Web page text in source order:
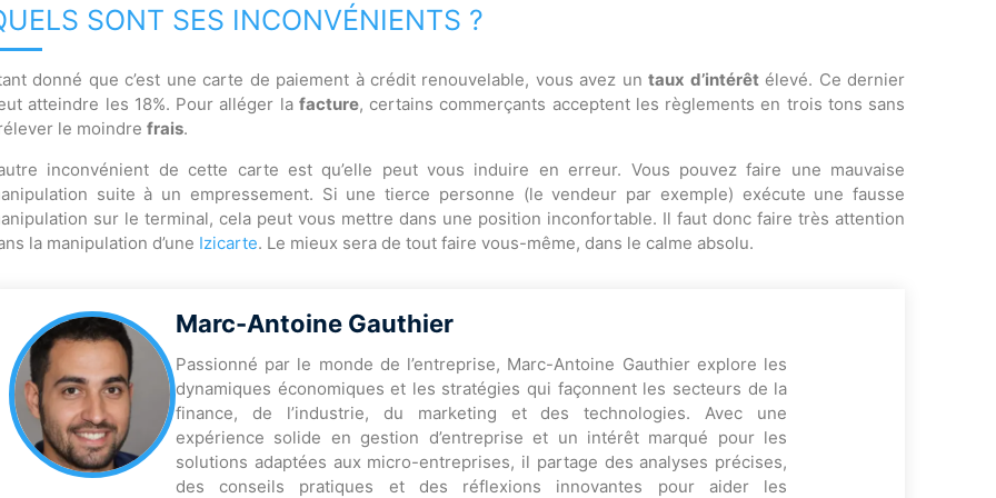
SONT SES INCONVÉNIENTS ?
donné que c’est une carte de paiement à crédit renouvelable, vous avez untaux d’intérêtélevé. Ce dernier
atteindre les 18%. Pour alléger la facture, certains commerçants acceptent les règlements en trois tons sans
le moindre frais.
inconvénient de cette carte est qu’elle peut vous induire en erreur. Vous pouvez faire une mauvaise
suite à un empressement. Si une tierce personne (le vendeur par exemple) exécute une fausse
sur le terminal, cela peut vous mettre dans une position inconfortable. Il faut donc faire très attention
la manipulation d’une Izicarte. Le mieux sera de tout faire vous-même, dans le calme absolu.
Marc-Antoine Gauthier
Passionné par le monde de l’entreprise, Marc-Antoine Gauthier explore les
dynamiques économiques et les stratégies qui façonnent les secteurs de la
finance, de l’industrie, du marketing et des technologies. Avec une
expérience solide en gestion d’entreprise et un intérêt marqué pour les
solutions adaptées aux micro-entreprises, il partage des analyses précises,
des conseils pratiques et des réflexions innovantes pour aider les